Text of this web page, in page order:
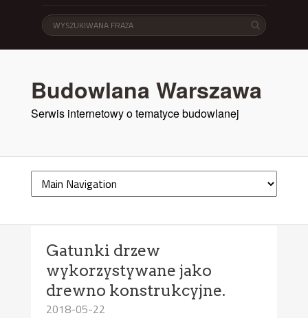
Budowlana Warszawa
Serwis internetowy o tematyce budowlanej
Gatunki drzew
wykorzystywane jako
drewno konstrukcyjne.
2018-05-22